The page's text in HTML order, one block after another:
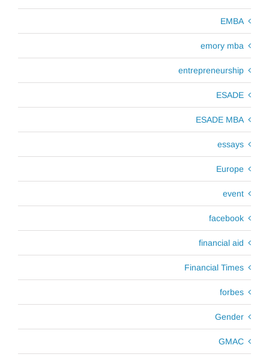
EMBA
emory mba
entrepreneurship
ESADE
ESADE MBA
essays
Europe
event
facebook
financial aid
Financial Times
forbes
Gender
GMAC